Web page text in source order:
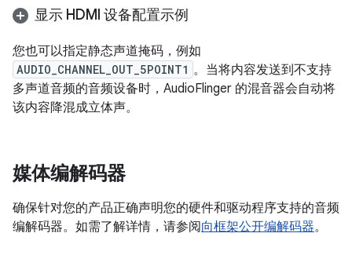
显示 HDMI 设备配置示例
您也可以指定静态声道掩码，例如
AUDIO_CHANNEL_OUT_5POINT1 。当将内容发送到不支持
多声道音频的音频设备时，AudioFlinger 的混音器会自动将
该内容降混成立体声。
媒体编解码器
确保针对您的产品正确声明您的硬件和驱动程序支持的音频
编解码器。如需了解详情，请参阅向框架公开编解码器。